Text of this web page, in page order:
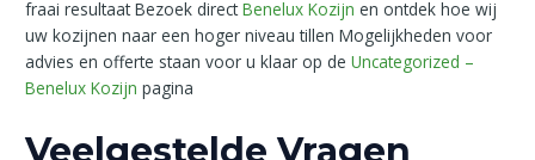
fraai resultaat Bezoek directBenelux Kozijn en ontdek hoe wij
uw kozijnen naar een hoger niveau tillen Mogelijkheden voor
advies en offerte staan voor u klaar op deUncategorized –
Benelux Kozijn pagina
Veelgestelde Vragen